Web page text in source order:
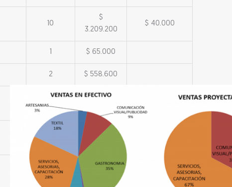
10
$
3.209.200
$ 40.000
1 $ 65.000
2 $ 558.600
2
$
2.599.000
$
1.630.000
29
$
$ 49.840.000